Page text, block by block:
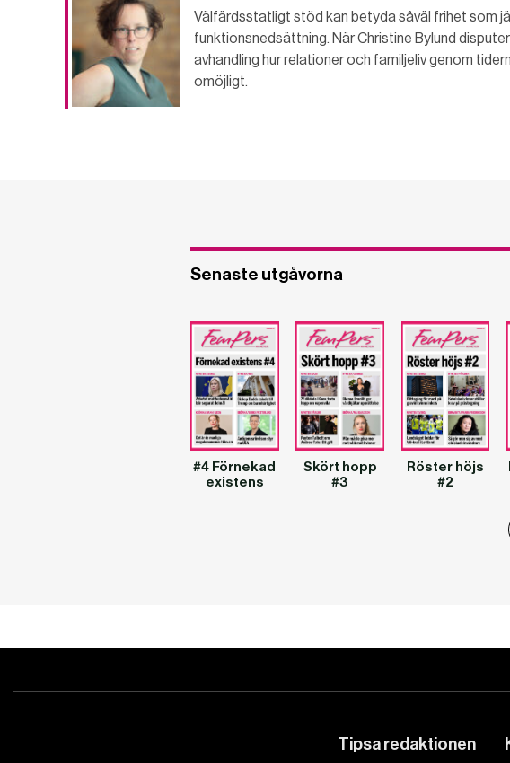
Välfärdsstatligt stöd kan betyda såväl frihet som
funktionsnedsättning. När Christine Bylund
avhandling hur relationer och familjeliv genom
omöjligt.
Senaste utgåvorna
#4 Förnekad
existens
Skört hopp
#3
Röster höjs
#2
Tipsa redaktionen